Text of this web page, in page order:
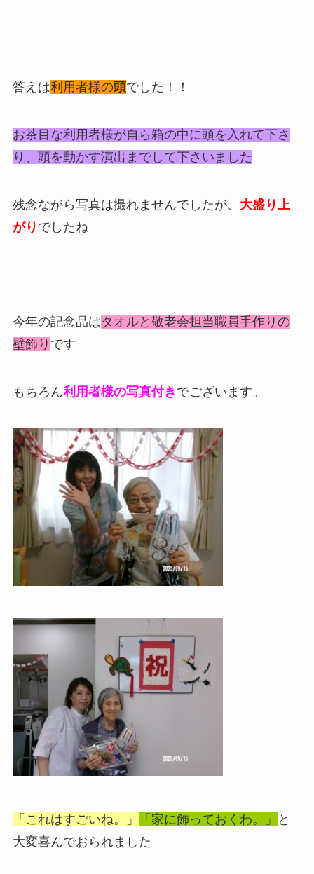
答えは利用者様の頭でした！！
お茶目な利用者様が自ら箱の中に頭を入れて下さ
り、頭を動かす演出までして下さいました
残念ながら写真は撮れませんでしたが、 大盛り上
がり でしたね
今年の記念品はタオルと敬老会担当職員手作りの
壁飾り です
もちろん利用者様の写真付き でございます。
「これはすごいね。」 「家に飾っておくわ。」
と
大変喜んでおられました